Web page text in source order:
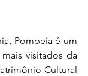
Pompeia é um
visitados da
Cultural